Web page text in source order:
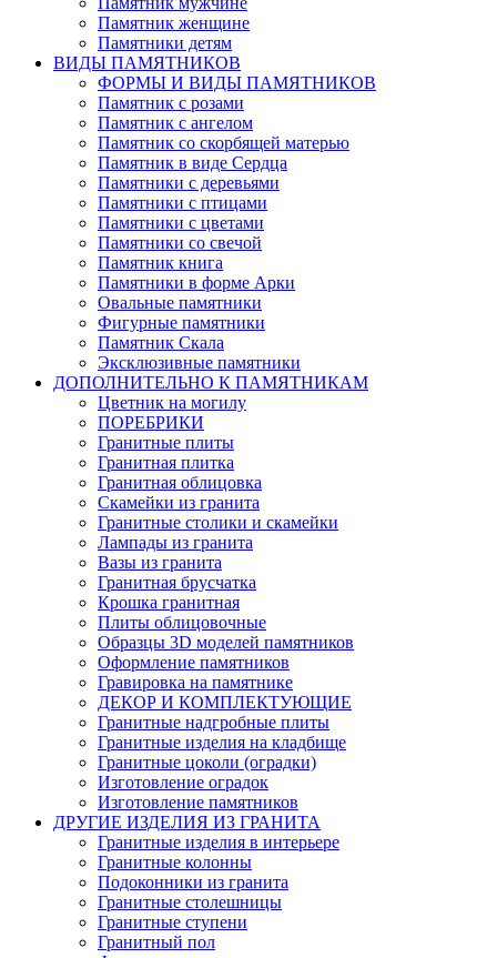
Памятник женщине
Памятники детям
ВИДЫ ПАМЯТНИКОВ
ФОРМЫ И ВИДЫ ПАМЯТНИКОВ
Памятник с розами
Памятник с ангелом
Памятник со скорбящей матерью
Памятник в виде Сердца
Памятники с деревьями
Памятники с птицами
Памятники с цветами
Памятники со свечой
Памятник книга
Памятники в форме Арки
Овальные памятники
Фигурные памятники
Памятник Скала
Эксклюзивные памятники
ДОПОЛНИТЕЛЬНО К ПАМЯТНИКАМ
Цветник на могилу
ПОРЕБРИКИ
Гранитные плиты
Гранитная плитка
Гранитная облицовка
Скамейки из гранита
Гранитные столики и скамейки
Лампады из гранита
Вазы из гранита
Гранитная брусчатка
Крошка гранитная
Плиты облицовочные
Образцы 3D моделей памятников
Оформление памятников
Гравировка на памятнике
ДЕКОР И КОМПЛЕКТУЮЩИЕ
Гранитные надгробные плиты
Гранитные изделия на кладбище
Гранитные цоколи (оградки)
Изготовление оградок
Изготовление памятников
ДРУГИЕ ИЗДЕЛИЯ ИЗ ГРАНИТА
Гранитные изделия в интерьере
Гранитные колонны
Подоконники из гранита
Гранитные столешницы
Гранитные ступени
Гранитный пол